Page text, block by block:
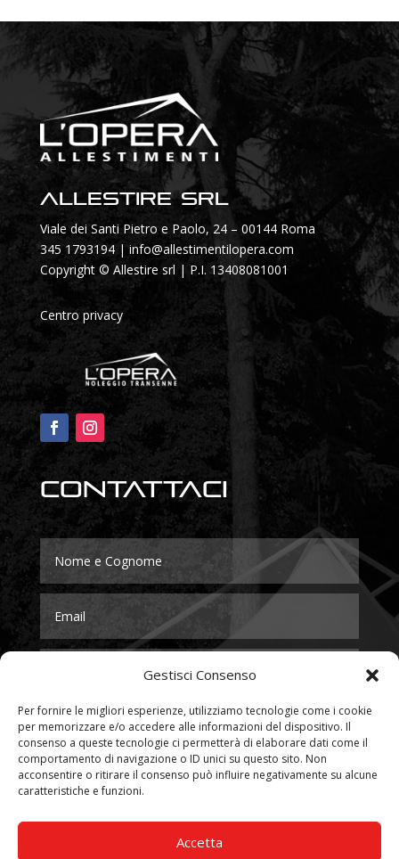
Gestisci Consenso
Per fornire le migliori esperienze, utilizziamo tecnologie come i cookie
per memorizzare e/o accedere alle informazioni del dispositivo. Il
consenso a queste tecnologie ci permetterà di elaborare dati come il
comportamento di navigazione o ID unici su questo sito. Non
acconsentire o ritirare il consenso può influire negativamente su alcune
caratteristiche e funzioni.
Accetta
Allestire SRL
Viale dei Santi Pietro e Paolo, 24 – 00144 Roma
345 1793194|info@allestimentilopera.com
Copyright © Allestire srl | P.I. 13408081001
Centro privacy
Contattaci